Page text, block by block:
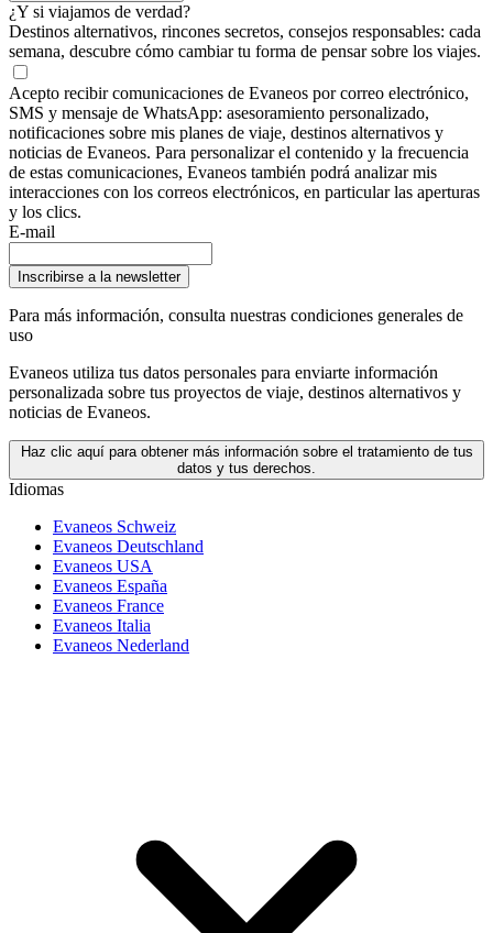
¿Y si viajamos de verdad?
Destinos alternativos, rincones secretos, consejos responsables: cada
semana, descubre cómo cambiar tu forma de pensar sobre los viajes.
Acepto recibir comunicaciones de Evaneos por correo electrónico,
SMS y mensaje de WhatsApp: asesoramiento personalizado,
notificaciones sobre mis planes de viaje, destinos alternativos y
noticias de Evaneos. Para personalizar el contenido y la frecuencia
de estas comunicaciones, Evaneos también podrá analizar mis
interacciones con los correos electrónicos, en particular las aperturas
y los clics.
E-mail
Inscribirse a la newsletter
Para más información, consulta nuestras condiciones generales de
uso
Evaneos utiliza tus datos personales para enviarte información
personalizada sobre tus proyectos de viaje, destinos alternativos y
noticias de Evaneos.
Haz clic aquí para obtener más información sobre el tratamiento de tus
datos y tus derechos.
Idiomas
Evaneos Schweiz
Evaneos Deutschland
Evaneos USA
Evaneos España
Evaneos France
Evaneos Italia
Evaneos Nederland